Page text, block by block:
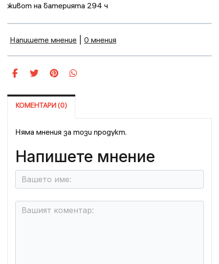
живот на батерията 294 ч
Напишете мнение 0 мнения
КОМЕНТАРИ (0)
Няма мнения за този продукт.
Напишете мнение